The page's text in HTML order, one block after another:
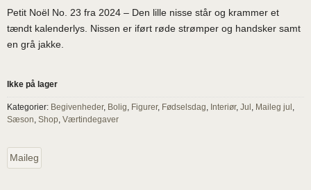
Petit Noël No. 23 fra 2024 – Den lille nisse står og krammer et
tændt kalenderlys. Nissen er iført røde strømper og handsker samt
en grå jakke.
Ikke på lager
Kategorier: Begivenheder, Bolig Figurer, Fødselsdag Interiør, Jul Maileg jul
Sæson Shop Værtindegaver
Maileg